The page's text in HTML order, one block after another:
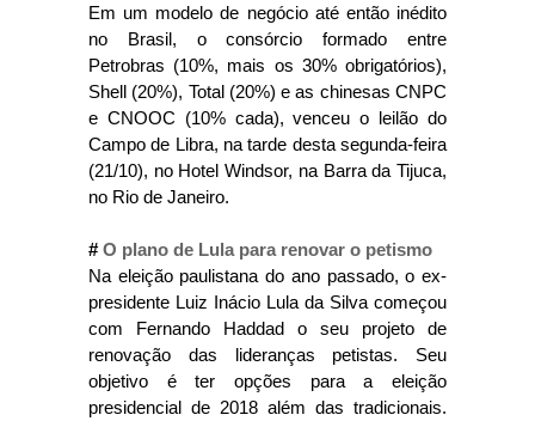
Em um modelo de negócio até então inédito
no Brasil, o consórcio formado entre
Petrobras (10%, mais os 30% obrigatórios),
Shell (20%), Total (20%) e as chinesas CNPC
e CNOOC (10% cada), venceu o leilão do
Campo de Libra, na tarde desta segunda-feira
(21/10), no Hotel Windsor, na Barra da Tijuca,
no Rio de Janeiro.
#O plano de Lula para renovar o petismo
Na eleição paulistana do ano passado, o ex-
presidente Luiz Inácio Lula da Silva começou
com Fernando Haddad o seu projeto de
renovação das lideranças petistas. Seu
objetivo é ter opções para a eleição
presidencial de 2018 além das tradicionais.